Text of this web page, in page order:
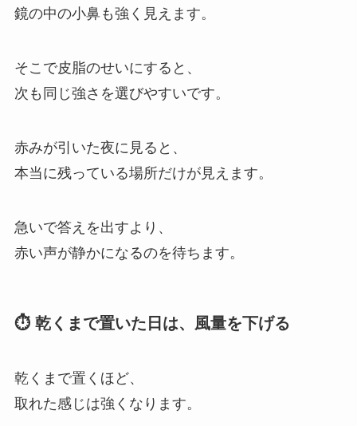
鏡の中の小鼻も強く見えます。
そこで皮脂のせいにすると、
次も同じ強さを選びやすいです。
赤みが引いた夜に見ると、
本当に残っている場所だけが見えます。
急いで答えを出すより、
赤い声が静かになるのを待ちます。
⏱ 乾くまで置いた日は、風量を下げる
乾くまで置くほど、
取れた感じは強くなります。